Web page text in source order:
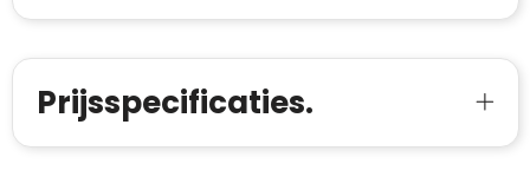
Prijsspecificaties.